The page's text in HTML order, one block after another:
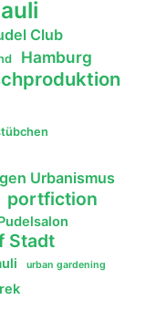
Club
Hamburg
Urbanismus
portfiction
Stadt
urban gardening